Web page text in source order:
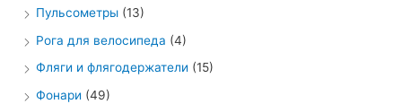
Пульсометры (13)
Рога для велосипеда (4)
Фляги и флягодержатели (15)
Фонари (49)